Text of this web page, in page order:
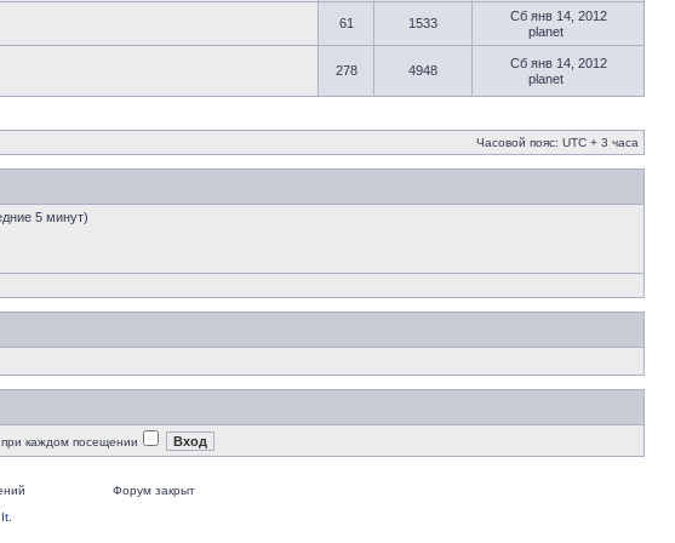
61 1533
Сб янв 14, 2012
planet
278 4948
Сб янв 14, 2012
planet
Часовой пояс: UTC + 3 часа
5 минут)
при каждом посещении
Форум закрыт
.